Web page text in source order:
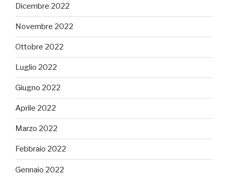
Dicembre 2022
Novembre 2022
Ottobre 2022
Luglio 2022
Giugno 2022
Aprile 2022
Marzo 2022
Febbraio 2022
Gennaio 2022